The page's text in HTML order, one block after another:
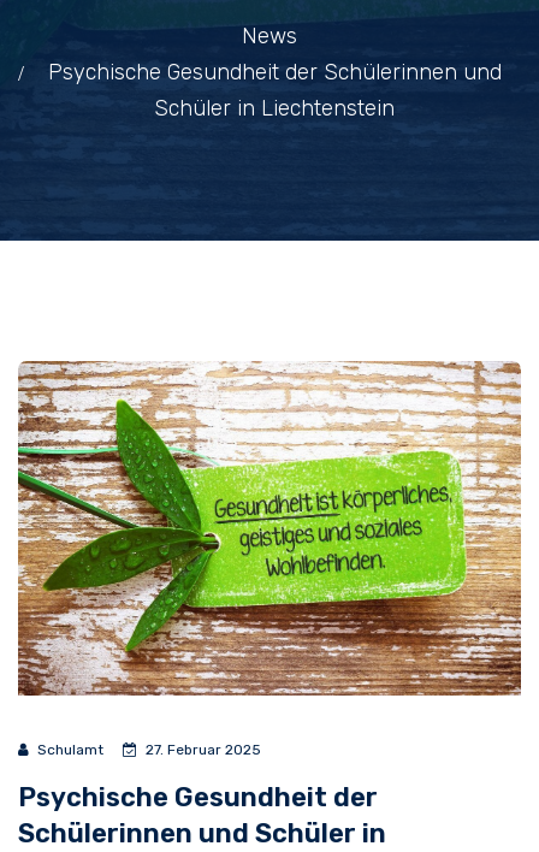
News
Psychische Gesundheit der Schülerinnen und
Schüler in Liechtenstein
Schulamt 27. Februar 2025
Psychische Gesundheit der
Schülerinnen und Schüler in